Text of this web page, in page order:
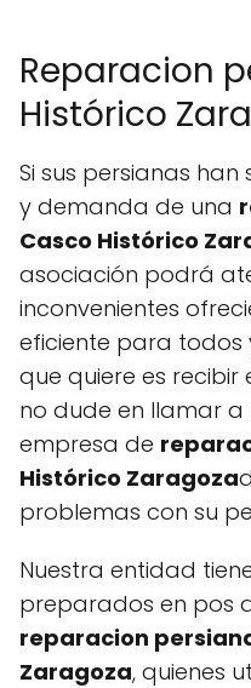
Reparacion
Histórico
Si sus persianas
y demanda de una
Casco Histórico
asociación podrá
inconvenientes
eficiente para todos
que quiere es recibir
no dude en llamar
empresa de
Histórico Zaragoza
problemas con su
Nuestra entidad
preparados en pos
reparacion
Zaragoza, quienes